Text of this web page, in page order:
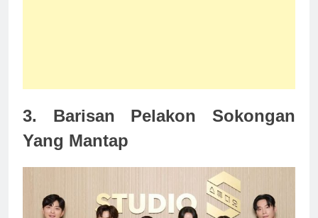
3. Barisan Pelakon Sokongan
Yang Mantap